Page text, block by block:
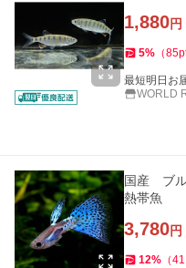
1,880円
5% （85
最短明日お
WORLD
国産 ブ
熱帯魚
3,780円
12% （